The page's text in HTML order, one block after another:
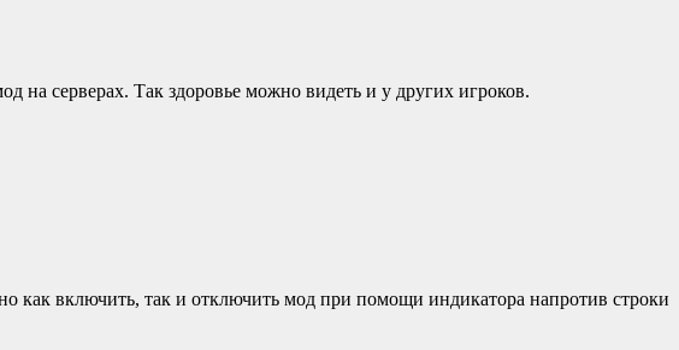
на серверах. Так здоровье можно видеть и у других игроков.
как включить, так и отключить мод при помощи индикатора напротив строки